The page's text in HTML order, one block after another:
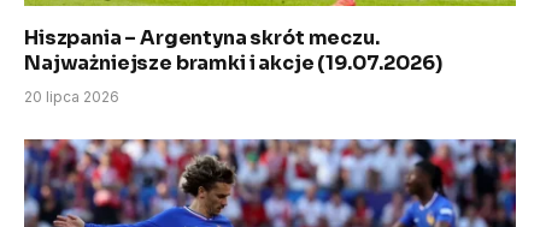
Hiszpania – Argentyna skrót meczu.
Najważniejsze bramki i akcje (19.07.2026)
20 lipca 2026